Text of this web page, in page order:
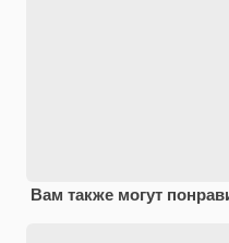
Вам также могут